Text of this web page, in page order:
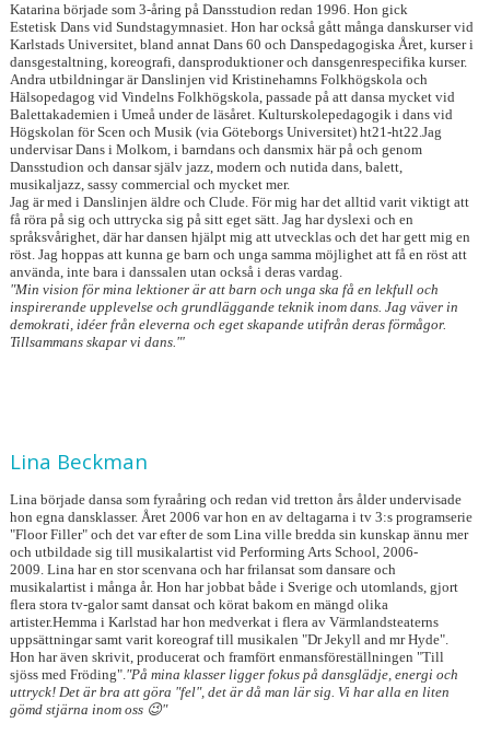
Katarina började som 3-åring på Dansstudion redan 1996. Hon gick
Estetisk Dans vid Sundstagymnasiet. Hon har också gått många danskurser vid
Karlstads Universitet, bland annat Dans 60 och Danspedagogiska Året, kurser i
dansgestaltning, koreografi, dansproduktioner och dansgenrespecifika kurser.
Andra utbildningar är Danslinjen vid Kristinehamns Folkhögskola och
Hälsopedagog vid Vindelns Folkhögskola, passade på att dansa mycket vid
Balettakademien i Umeå under de läsåret. Kulturskolepedagogik i dans vid
Högskolan för Scen och Musik (via Göteborgs Universitet) ht21-ht22.Jag
undervisar Dans i Molkom, i barndans och dansmix här på och genom
Dansstudion och dansar själv jazz, modern och nutida dans, balett,
musikaljazz, sassy commercial och mycket mer.
Jag är med i Danslinjen äldre och Clude. För mig har det alltid varit viktigt att
få röra på sig och uttrycka sig på sitt eget sätt. Jag har dyslexi och en
språksvårighet, där har dansen hjälpt mig att utvecklas och det har gett mig en
röst. Jag hoppas att kunna ge barn och unga samma möjlighet att få en röst att
använda, inte bara i danssalen utan också i deras vardag.
"Min vision för mina lektioner är att barn och unga ska få en lekfull och
inspirerande upplevelse och grundläggande teknik inom dans. Jag väver in
demokrati, idéer från eleverna och eget skapande utifrån deras förmågor.
Tillsammans skapar vi dans."'
Lina Beckman
Lina började dansa som fyraåring och redan vid tretton års ålder undervisade
hon egna dansklasser. Året 2006 var hon en av deltagarna i tv 3:s programserie
"Floor Filler" och det var efter de som Lina ville bredda sin kunskap ännu mer
och utbildade sig till musikalartist vid Performing Arts School, 2006-
2009. Lina har en stor scenvana och har frilansat som dansare och
musikalartist i många år. Hon har jobbat både i Sverige och utomlands, gjort
flera stora tv-galor samt dansat och körat bakom en mängd olika
artister.Hemma i Karlstad har hon medverkat i flera av Värmlandsteaterns
uppsättningar samt varit koreograf till musikalen "Dr Jekyll and mr Hyde".
Hon har även skrivit, producerat och framfört enmansföreställningen "Till
sjöss med Fröding"."På mina klasser ligger fokus på dansglädje, energi och
uttryck! Det är bra att göra "fel", det är då man lär sig. Vi har alla en liten
gömd stjärna inom oss 😉"